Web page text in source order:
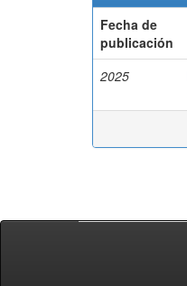
Fecha de
publicación
2025